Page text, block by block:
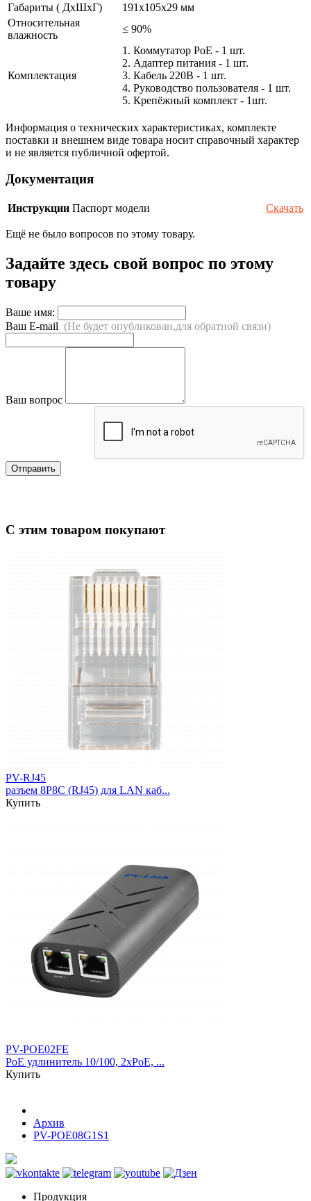
Габариты ( ДхШхГ)
191x105x29 мм
Относительная
влажность
≤ 90%
Комплектация
1. Коммутатор PoE - 1 шт.
2. Адаптер питания - 1 шт.
3. Кабель 220В - 1 шт.
4. Руководство пользователя - 1 шт.
5. Крепёжный комплект - 1шт.
Информация о технических характеристиках, комплекте
поставки и внешнем виде товара носит справочный характер
и не является публичной офертой.
Документация
Инструкции Паспорт модели Скачать
Ещё не было вопросов по этому товару.
Задайте здесь свой вопрос по этому
товару
Ваше имя:
Ваш E-mail (Не будет опубликован,для обратной связи)
Ваш вопрос
Отправить
С этим товаром покупают
PV-RJ45
разъем 8P8C (RJ45) для LAN каб...
Купить
PV-POE02FE
PoE удлинитель 10/100, 2xPoE, ...
Купить
Архив
PV-POE08G1S1
Продукция